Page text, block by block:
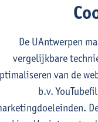
Katrien
genres, discours
1E/2E
studiepunten
Kris Peeters
verplichte
De UAntwerpen
vergelijkbare
van de
b.v.